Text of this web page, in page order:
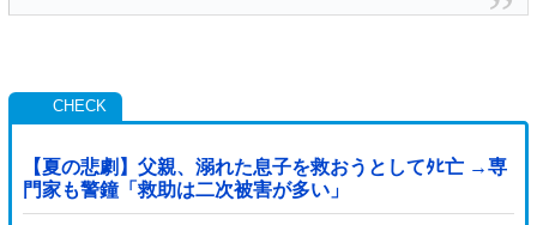
【夏の悲劇】父親、溺れた息子を救おうとしてﾀﾋ亡 →専
門家も警鐘「救助は二次被害が多い」